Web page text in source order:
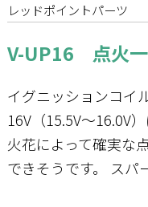
レッドポイントパーツ
V-UP16 点火一
イグニッションコイ
16V（15.5V～16.0V
火花によって確実な
できそうです。 スパ